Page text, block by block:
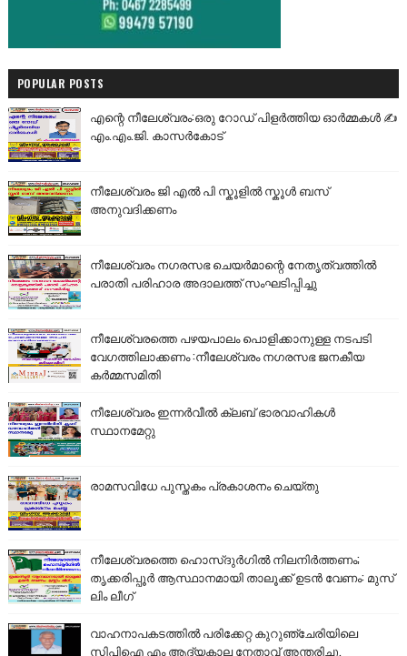
POPULAR POSTS
എന്റെ നീലേശ്വരം:ഒരു റോഡ് പിളർത്തിയ ഓർമ്മകൾ ✍️
എം.എം.ജി. കാസർകോട്
നീലേശ്വരം ജി എൽ പി സ്കൂളിൽ സ്കൂൾ ബസ്
അനുവദിക്കണം
നീലേശ്വരം നഗരസഭ ചെയർമാന്റെ നേതൃത്വത്തിൽ
പരാതി പരിഹാര അദാലത്ത് സംഘടിപ്പിച്ചു
നീലേശ്വരത്തെ പഴയപാലം പൊളിക്കാനുള്ള നടപടി
വേഗത്തിലാക്കണം :നീലേശ്വരം നഗരസഭ ജനകീയ
കർമ്മസമിതി
നീലേശ്വരം ഇന്നർവീൽ ക്ലബ് ഭാരവാഹികൾ
സ്ഥാനമേറ്റു
രാമസവിധേ പുസ്തകം പ്രകാശനം ചെയ്തു
നീലേശ്വരത്തെ ഹൊസ്ദുർഗിൽ നിലനിർത്തണം;
തൃക്കരിപ്പൂർ ആസ്ഥാനമായി താലൂക്ക് ഉടൻ വേണം: മുസ്
ലിം ലീഗ്
വാഹനാപകടത്തിൽ പരിക്കേറ്റ കുറുഞ്ചേരിയിലെ
സിപിഐ എം ആദ്യകാല നേതാവ് അന്തരിച്ചു.